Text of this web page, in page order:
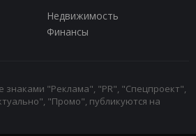
Недвижимость
Финансы
"Реклама", "PR", "Спецпроект",
"Промо", публикуются на